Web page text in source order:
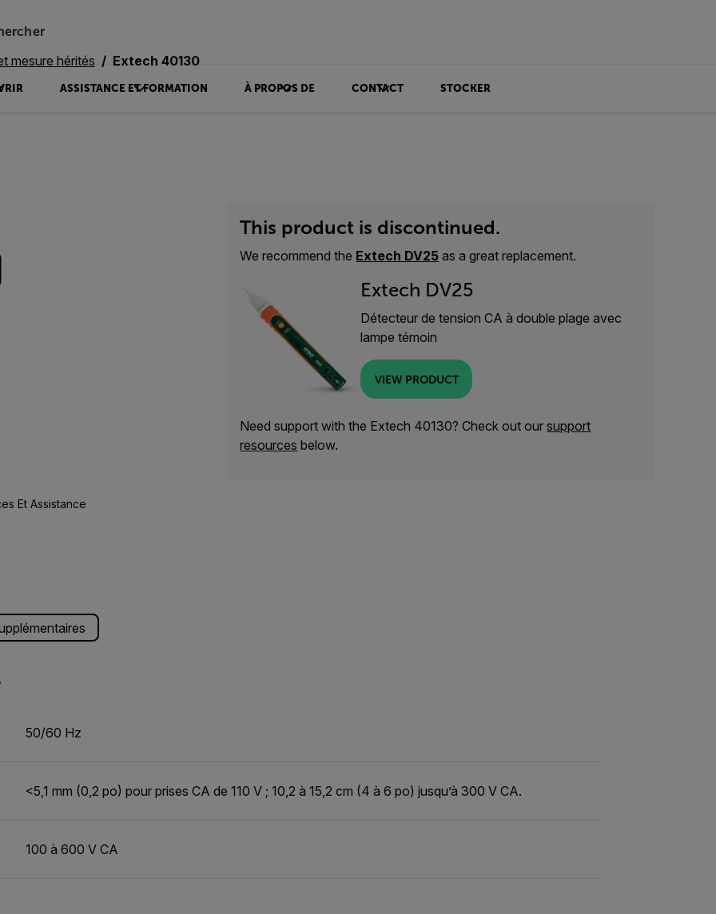
ASSISTANCE ET FORMATION À PROPOS DE CONTACT STOCKER
mesure hérités Extech 40130
This product is discontinued.
We recommend the Extech DV25 as a great replacement.
Extech DV25
Détecteur de tension CA à double plage avec
lampe témoin
VIEW PRODUCT
Need support with the Extech 40130? Check out oursupport
resources below.
Et Assistance
50/60 Hz
<5,1 mm (0,2 po) pour prises CA de 110 V ; 10,2 à 15,2 cm (4 à 6 po) jusqu’à 300 V CA.
100 à 600 V CA